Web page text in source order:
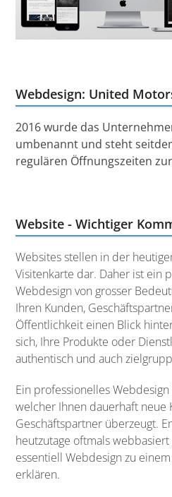
Webdesign: United
2016 wurde das
umbenannt und steht
regulären Öffnungszeiten
Website - Wichtiger
Websites stellen in der
Visitenkarte dar. Daher ist ein
Webdesign von grosser
Ihren Kunden,
Öffentlichkeit einen Blick
sich, Ihre Produkte oder
authentisch und auch
Ein professionelles
welcher Ihnen dauerhaft neue
Geschäftspartner überzeugt.
heutzutage oftmals
essentiell Webdesign zu
erklären.